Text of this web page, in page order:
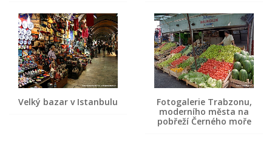
Velký bazar v Istanbulu
Fotogalerie Trabzonu,
moderního města na
pobřeží Černého moře